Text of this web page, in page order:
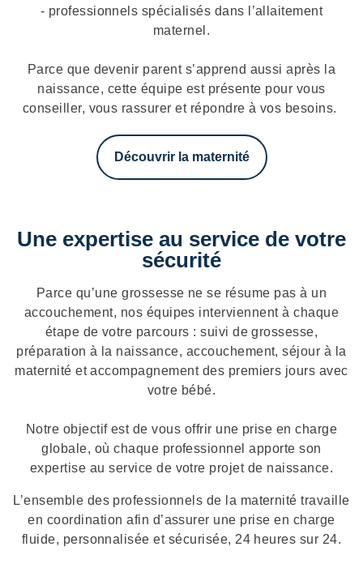
- professionnels spécialisés dans l’allaitement
maternel.
Parce que devenir parent s’apprend aussi après la
naissance, cette équipe est présente pour vous
conseiller, vous rassurer et répondre à vos besoins.
Découvrir la maternité
Une expertise au service de votre
sécurité
Parce qu’une grossesse ne se résume pas à un
accouchement, nos équipes interviennent à chaque
étape de votre parcours : suivi de grossesse,
préparation à la naissance, accouchement, séjour à la
maternité et accompagnement des premiers jours avec
votre bébé.
Notre objectif est de vous offrir une prise en charge
globale, où chaque professionnel apporte son
expertise au service de votre projet de naissance.
L’ensemble des professionnels de la maternité travaille
en coordination afin d’assurer une prise en charge
fluide, personnalisée et sécurisée, 24 heures sur 24.